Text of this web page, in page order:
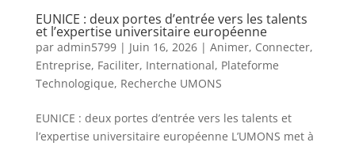
EUNICE : deux portes d’entrée vers les talents
et l’expertise universitaire européenne
par admin5799| Juin 16, 2026| Animer, Connecter,
Entreprise, Faciliter, International, Plateforme
Technologique, Recherche UMONS
EUNICE : deux portes d’entrée vers les talents et
l’expertise universitaire européenne L’UMONS met à